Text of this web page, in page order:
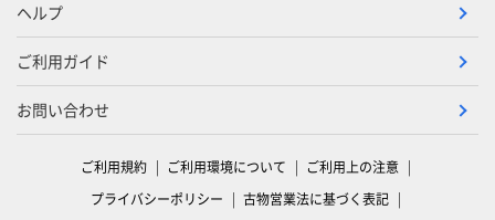
ヘルプ
ご利用ガイド
お問い合わせ
ご利用規約 ご利用環境について
ご利用上の注意
プライバシーポリシー
古物営業法に基づく表記